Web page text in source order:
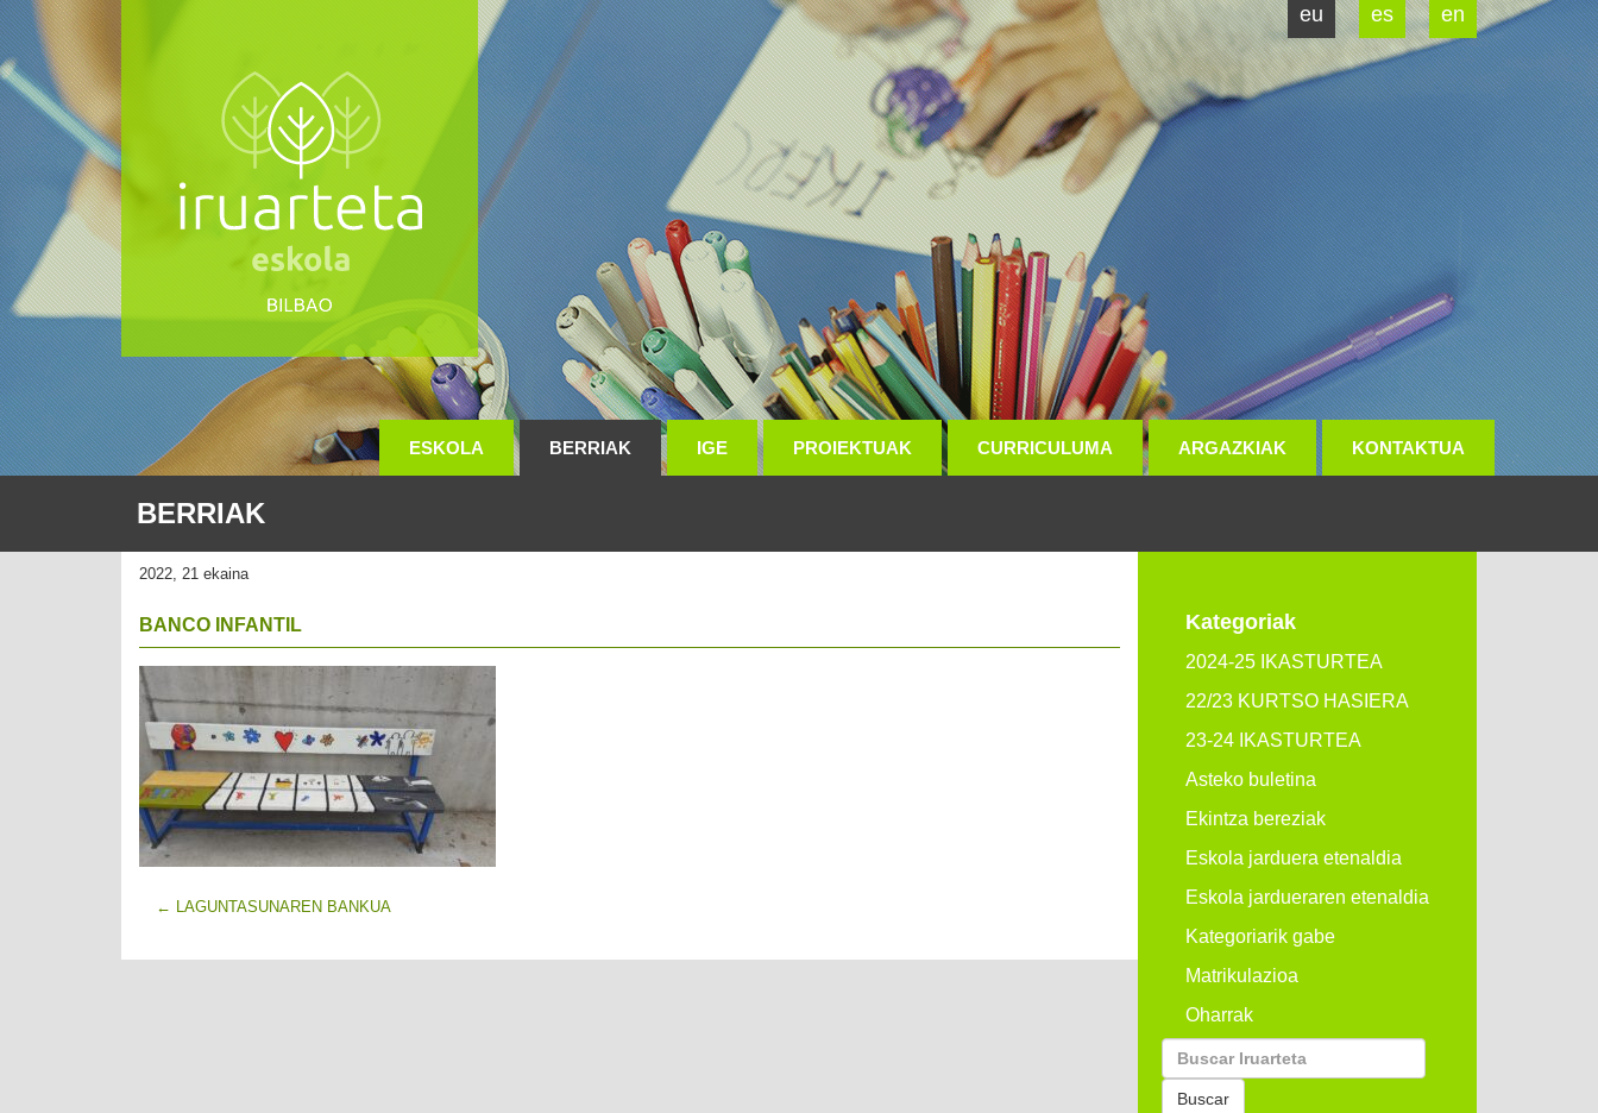
eu es en
ESKOLA BERRIAK IGE PROIEKTUAK CURRICULUMA ARGAZKIAK KONTAKTUA
BERRIAK
2022, 21 ekaina
BANCO INFANTIL
← LAGUNTASUNAREN BANKUA
Kategoriak
2024-25 IKASTURTEA
22/23 KURTSO HASIERA
23-24 IKASTURTEA
Asteko buletina
Ekintza bereziak
Eskola jarduera etenaldia
Eskola jardueraren etenaldia
Kategoriarik gabe
Matrikulazioa
Oharrak
Buscar
por:
Buscar